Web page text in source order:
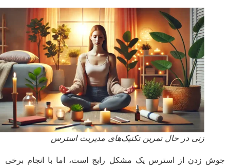
زنی در حال تمرین تکنیک‌های مدیریت استرس
زدن از استرس یک مشکل رایج است، اما با انجام برخی